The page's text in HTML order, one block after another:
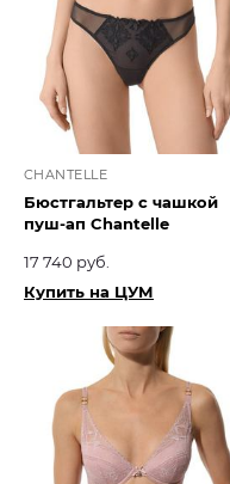
CHANTELLE
Бюстгальтер с чашкой
пуш-ап Chantelle
17 740 руб.
Купить на ЦУМ